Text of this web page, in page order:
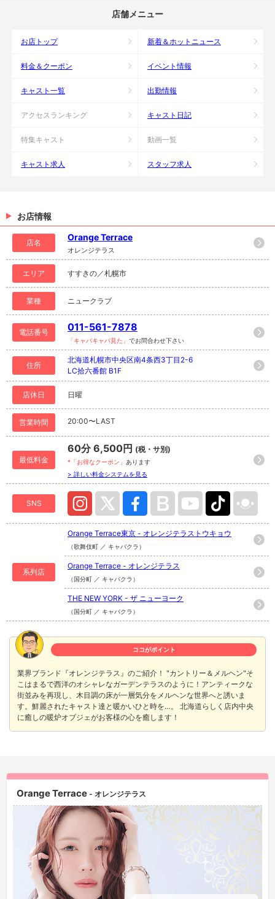
店舗メニュー
お店トップ 新着＆ホットニュース
料金＆クーポン イベント情報
キャスト一覧 出勤情報
アクセスランキング キャスト日記
特集キャスト 動画一覧
キャスト求人 スタッフ求人
お店情報
店名
Orange Terrace
オレンジテラス
エリア すすきの／札幌市
業種 ニュークラブ
電話番号 011-561-7878
「キャバキャバ見た」 でお問合わせ下さい
住所
北海道札幌市中央区南4条西3丁目2-6
LC拾六番館 B1F
店休日 日曜
営業時間 20:00〜LAST
最低料金
60分 6,500円 (税・サ別)
*「お得なクーポン」 あります
> 詳しい料金システムを見る
SNS
系列店
Orange Terrace東京 - オレンジテラストウキョウ
（歌舞伎町 ／ キャバクラ）
Orange Terrace - オレンジテラス
（国分町 ／ キャバクラ）
THE NEW YORK - ザ ニューヨーク
（国分町 ／ キャバクラ）
ココがポイント
業界ブランド『オレンジテラス』のご紹介！ "カントリー＆メルヘン"そ
こはまるで西洋のオシャレなガーデンテラスのように！アンティークな
街並みを再現し、木目調の床が一層気分をメルヘンな世界へと誘いま
す。鮮麗されたキャスト達と暖かいひと時を…。 北海道らしく店内中央
に癒しの暖炉オブジェがお客様の心を癒します！
Orange Terrace - オレンジテラス